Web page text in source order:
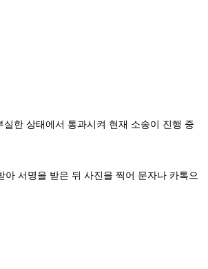
한 상태에서 통과시켜 현재 소송이 진행 중
서명을 받은 뒤 사진을 찍어 문자나 카톡으